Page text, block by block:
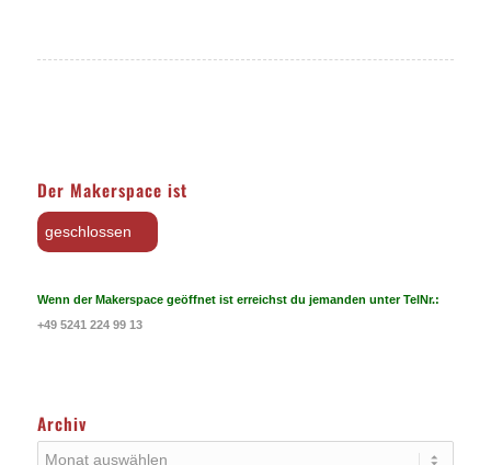
Der Makerspace ist
geschlossen
Wenn der Makerspace geöffnet ist erreichst du jemanden unter TelNr.:
+49 5241 224 99 13
Archiv